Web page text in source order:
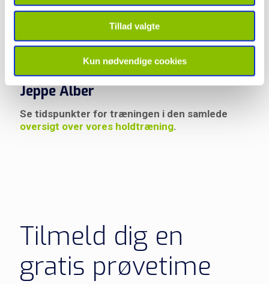
Tillad valgte
Kun nødvendige cookies
Jeppe Alber
Se tidspunkter for træningen i den samlede
oversigt over vores holdtræning.
Tilmeld dig en
gratis prøvetime